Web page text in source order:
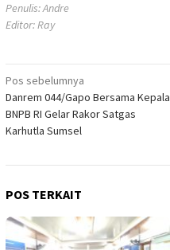
Penulis: Andre
Editor: Ray
Navigasi
pos
Pos sebelumnya
Danrem 044/Gapo Bersama Kepala
BNPB RI Gelar Rakor Satgas
Karhutla Sumsel
POS TERKAIT